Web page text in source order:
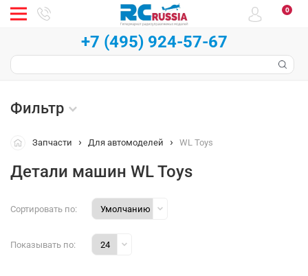
0
+7 (495) 924-57-67
Фильтр
Запчасти Для автомоделей WL Toys
Детали машин WL Toys
Сортировать по:
Показывать по: